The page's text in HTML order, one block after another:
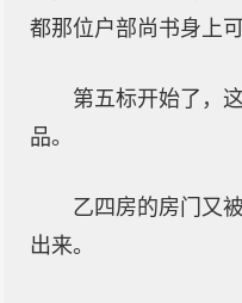
都那位户部尚书身上
第五标开始了，
品。
乙四房的房门又
出来。